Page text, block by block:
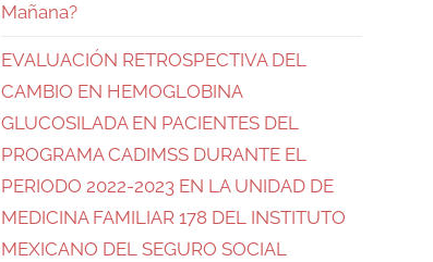
Mañana?
EVALUACIÓN RETROSPECTIVA DEL
CAMBIO EN HEMOGLOBINA
GLUCOSILADA EN PACIENTES DEL
PROGRAMA CADIMSS DURANTE EL
PERIODO 2022-2023 EN LA UNIDAD DE
MEDICINA FAMILIAR 178 DEL INSTITUTO
MEXICANO DEL SEGURO SOCIAL